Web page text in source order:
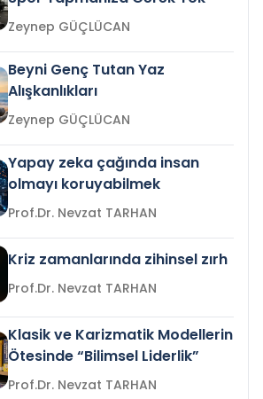
Zeynep GÜÇLÜCAN
Beyni Genç Tutan Yaz
Alışkanlıkları
Zeynep GÜÇLÜCAN
Yapay zeka çağında insan
olmayı koruyabilmek
Prof.Dr. Nevzat TARHAN
Kriz zamanlarında zihinsel zırh
Prof.Dr. Nevzat TARHAN
Klasik ve Karizmatik Modellerin
Ötesinde “Bilimsel Liderlik”
Prof.Dr. Nevzat TARHAN